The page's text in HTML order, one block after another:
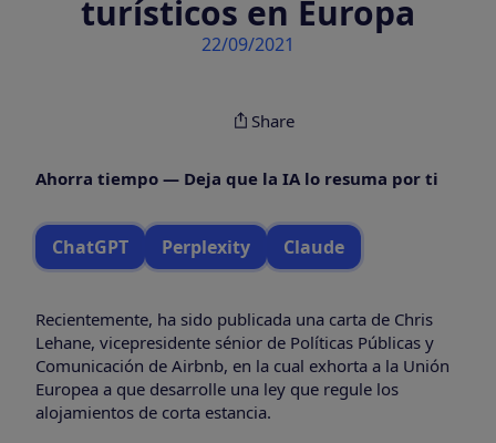
turísticos en Europa
22/09/2021
Share
Ahorra tiempo — Deja que la IA lo resuma por ti
ChatGPT Perplexity Claude
Recientemente, ha sido publicada una carta de Chris
Lehane, vicepresidente sénior de Políticas Públicas y
Comunicación de Airbnb, en la cual exhorta a la Unión
Europea a que desarrolle una ley que regule los
alojamientos de corta estancia.